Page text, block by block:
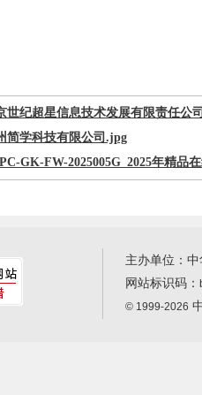
世纪超星信息技术发展有限责任公
简学科技有限公司.jpg
GK-FW-2025005G_2025年精品
主办单位：
网站标识码：
© 1999-2026